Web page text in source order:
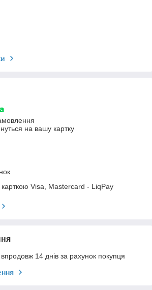
на вашу картку
Visa, Mastercard - LiqPay
14 днів за рахунок покупця